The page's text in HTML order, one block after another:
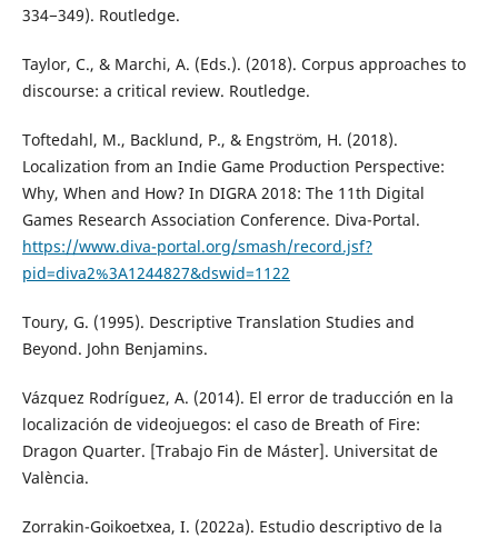
334−349). Routledge.
Taylor, C., & Marchi, A. (Eds.). (2018). Corpus approaches to
discourse: a critical review. Routledge.
Toftedahl, M., Backlund, P., & Engström, H. (2018).
Localization from an Indie Game Production Perspective:
Why, When and How? In DIGRA 2018: The 11th Digital
Games Research Association Conference. Diva-Portal.
https://www.diva-portal.org/smash/record.jsf?
pid=diva2%3A1244827&dswid=1122
Toury, G. (1995). Descriptive Translation Studies and
Beyond. John Benjamins.
Vázquez Rodríguez, A. (2014). El error de traducción en la
localización de videojuegos: el caso de Breath of Fire:
Dragon Quarter. [Trabajo Fin de Máster]. Universitat de
València.
Zorrakin-Goikoetxea, I. (2022a). Estudio descriptivo de la